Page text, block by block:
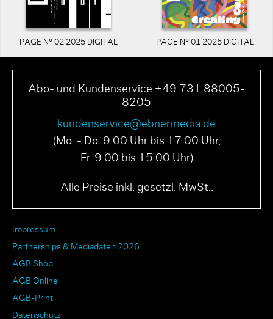
PAGE N° 02 2025 DIGITAL PAGE N° 01 2025 DIGITAL
Abo- und Kundenservice +49 731 88005-
8205
kundenservice@ebnermedia.de
(Mo. - Do. 9.00 Uhr bis 17.00 Uhr,
Fr. 9.00 bis 15.00 Uhr)
Alle Preise inkl. gesetzl. MwSt..
Impressum
Partnerships & Mediadaten 2026
AGB Shop
AGB Online
AGB-Print
Datenschutz